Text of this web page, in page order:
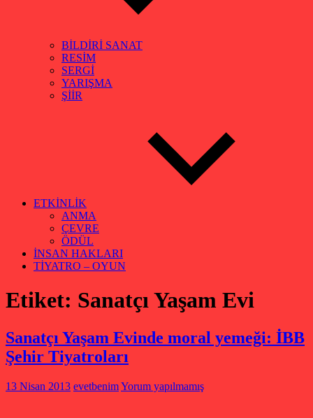
BİLDİRİ SANAT
RESİM
SERGİ
YARIŞMA
ŞİİR
ETKİNLİK
ANMA
ÇEVRE
ÖDÜL
İNSAN HAKLARI
TİYATRO – OYUN
Etiket: Sanatçı Yaşam Evi
Sanatçı Yaşam Evinde moral yemeği: İBB
Şehir Tiyatroları
13 Nisan 2013 evetbenimYorum yapılmamış